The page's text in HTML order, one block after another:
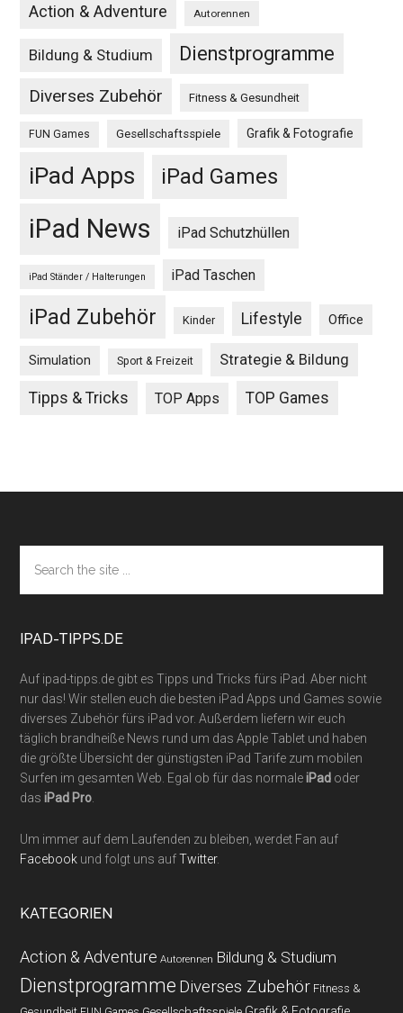
Action & Adventure Autorennen
Bildung & Studium Dienstprogramme
Diverses Zubehör Fitness & Gesundheit
FUN Games Gesellschaftsspiele Grafik & Fotografie
iPad Apps iPad Games
iPad News iPad Schutzhüllen
iPad Ständer / Halterungen iPad Taschen
iPad Zubehör Kinder Lifestyle Office
Simulation Sport & Freizeit Strategie & Bildung
Tipps & Tricks TOP Apps TOP Games
Footer
the
site
IPAD-TIPPS.DE
Auf ipad-tipps.de gibt es Tipps und Tricks fürs iPad. Aber nicht
nur das! Wir stellen euch die besten iPad Apps und Games sowie
diverses Zubehör fürs iPad vor. Außerdem liefern wir euch
täglich brandheiße News rund um das Apple Tablet und haben
die größte Übersicht der günstigsten iPad Tarife zum mobilen
Surfen im gesamten Web. Egal ob für das normaleiPad oder
dasiPad Pro
Um immer auf dem Laufenden zu bleiben, werdet Fan auf
Facebook und folgt uns aufTwitter.
KATEGORIEN
Action & Adventure Autorennen Bildung & Studium
Dienstprogramme Diverses Zubehör Fitness &